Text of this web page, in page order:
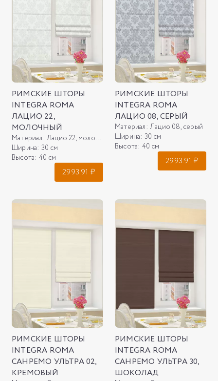
РИМСКИЕ ШТОРЫ
INTEGRA ROMA
ЛАЦИО 22,
МОЛОЧНЫЙ
Материал: Лацио 22, молочный
Ширина: 30 см
Высота: 40 см
2993.91 ₽
РИМСКИЕ ШТОРЫ
INTEGRA ROMA
ЛАЦИО 08, СЕРЫЙ
Материал: Лацио 08, серый
Ширина: 30 см
Высота: 40 см
2993.91 ₽
РИМСКИЕ ШТОРЫ
INTEGRA ROMA
САНРЕМО УЛЬТРА 02,
КРЕМОВЫЙ
РИМСКИЕ ШТОРЫ
INTEGRA ROMA
САНРЕМО УЛЬТРА 30,
ШОКОЛАД